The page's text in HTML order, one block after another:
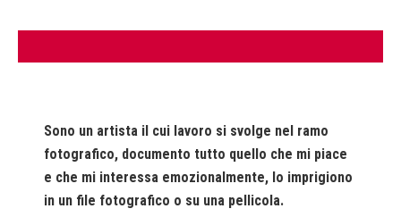
Sono un artista il cui lavoro si svolge nel ramo
fotografico, documento tutto quello che mi piace
e che mi interessa emozionalmente, lo imprigiono
in un file fotografico o su una pellicola.